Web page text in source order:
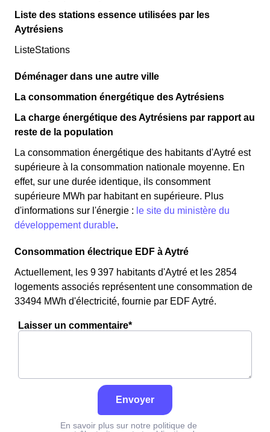
Liste des stations essence utilisées par les
Aytrésiens
ListeStations
Déménager dans une autre ville
La consommation énergétique des Aytrésiens
La charge énergétique des Aytrésiens par rapport au
reste de la population
La consommation énergétique des habitants d'Aytré est
supérieure à la consommation nationale moyenne. En
effet, sur une durée identique, ils consomment
supérieure MWh par habitant en supérieure. Plus
d'informations sur l'énergie : le site du ministère du
développement durable.
Consommation électrique EDF à Aytré
Actuellement, les 9 397 habitants d'Aytré et les 2854
logements associés représentent une consommation de
33494 MWh d'électricité, fournie par EDF Aytré.
Laisser un commentaire*
Envoyer
En savoir plus sur notre politique de